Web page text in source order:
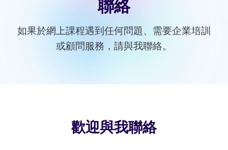
聯絡
如果於網上課程遇到任何問題、需要企業培訓
或顧問服務，請與我聯絡。
歡迎與我聯絡